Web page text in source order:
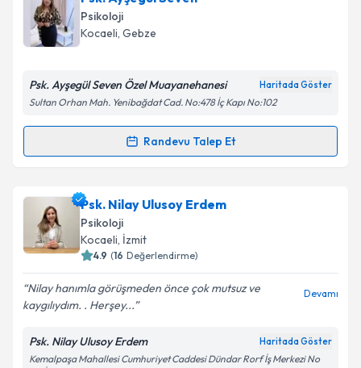
takvimi talebi oluşturun. Size bu uzmandan randevu
almanız için bir takvim hazırlandığında e-posta ile
bilgilendireceğiz.
E-posta Adresiniz
Kişisel verilerimin işlenmesine ilişkinAydınlatma
kapsamda işlenmesini kabul ediyorum.
Takvim Talebini Gönder
Psikoloji
Kocaeli, Gebze
Psk. Ayşegül Seven Özel Muayanehanesi Haritada Göster
Sultan Orhan Mah. Yenibağdat Cad. No:478 İç Kapı No:102
Randevu Talep Et
Randevu Takvimi Talebi
Psk. Ayşegül Seveniçin randevu takvimi talebi
oluşturun. Size bu uzmandan randevu almanız için bir
takvim hazırlandığında e-posta ile bilgilendireceğiz.
Kişisel verilerimin işlenmesine ilişkin
Aydınlatma
Metni'ni okudum ve kişisel verilerimin belirtilen
Psk. Nilay Ulusoy Erdem
Psikoloji
Kocaeli, İzmit
4.9 (16 Değerlendirme)
Nilay hanımla görüşmeden önce çok mutsuz ve
kaygılıydım. . Herşey...
Devamı
Psk. Nilay Ulusoy Erdem Haritada Göster
Kemalpaşa Mahallesi Cumhuriyet Caddesi Dündar Rorf İş Merkezi No